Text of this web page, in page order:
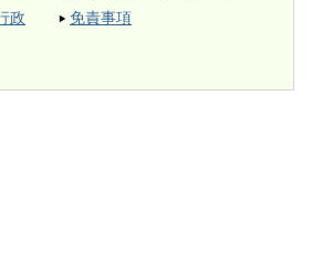
政
免責事項